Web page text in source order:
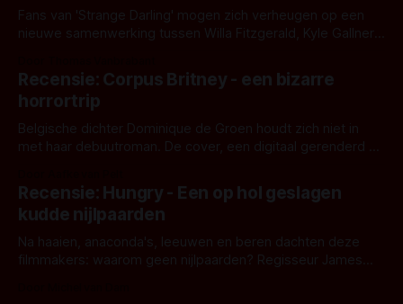
Fans van 'Strange Darling' mogen zich verheugen op een
nieuwe samenwerking tussen Willa Fitzgerald, Kyle Gallner
'Skeletons', een nieuwe creature feature waarvoor de
opnames zijn gestart in Australië.
Recensie: Corpus Britney - een bizarre
horrortrip
Belgische dichter Dominique de Groen houdt zich niet in
met haar debuutroman. De cover, een digitaal gerenderd en
achtergrond, belooft iets kleurrijks maar onheilspellends,
iets ongrijpbaars. En dat maakt De Groen met ieder woord
waar.
Recensie: Hungry - Een op hol geslagen
kudde nijlpaarden
Na haaien, anaconda's, leeuwen en beren dachten deze
filmmakers: waarom geen nijlpaarden? Regisseur James